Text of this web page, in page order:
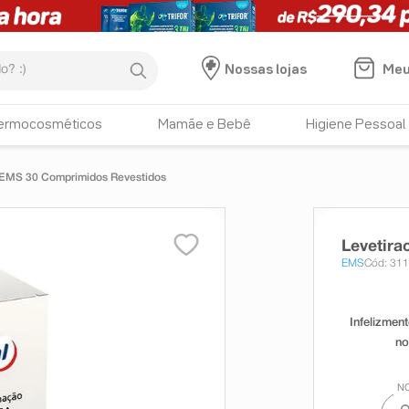
Nossas lojas
Mamãe e Bebê Higiene Pessoal
30 Comprimidos Revestidos
EMSCód: